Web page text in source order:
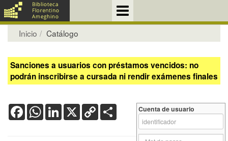
Inicio Catálogo
Sanciones a usuarios con préstamos vencidos: no
podrán inscribirse a cursada ni rendir exámenes finales
FacebookWhatsApp
LinkedIn
X Copy
Link
Cuenta de usuario